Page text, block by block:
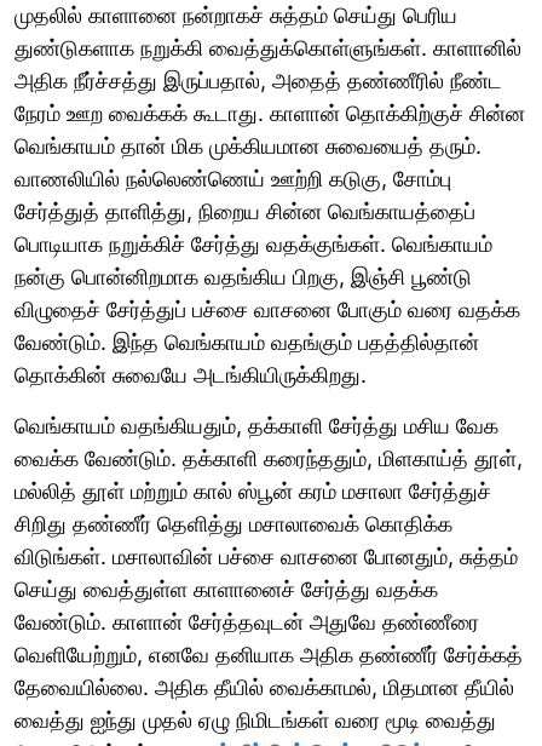
முதலில் காளானை நன்றாகச் சுத்தம் செய்து பெரிய
துண்டுகளாக நறுக்கி வைத்துக்கொள்ளுங்கள். காளானில்
அதிக நீர்ச்சத்து இருப்பதால், அதைத் தண்ணீரில் நீண்ட
நேரம் ஊற வைக்கக் கூடாது. காளான் தொக்கிற்குச் சின்ன
வெங்காயம் தான் மிக முக்கியமான சுவையைத் தரும்.
வாணலியில் நல்லெண்ணெய் ஊற்றி கடுகு, சோம்பு
சேர்த்துத் தாளித்து, நிறைய சின்ன வெங்காயத்தைப்
பொடியாக நறுக்கிச் சேர்த்து வதக்குங்கள். வெங்காயம்
நன்கு பொன்னிறமாக வதங்கிய பிறகு, இஞ்சி பூண்டு
விழுதைச் சேர்த்துப் பச்சை வாசனை போகும் வரை வதக்க
வேண்டும். இந்த வெங்காயம் வதங்கும் பதத்தில்தான்
தொக்கின் சுவையே அடங்கியிருக்கிறது.
வெங்காயம் வதங்கியதும், தக்காளி சேர்த்து மசிய வேக
வைக்க வேண்டும். தக்காளி கரைந்ததும், மிளகாய்த் தூள்,
மல்லித் தூள் மற்றும் கால் ஸ்பூன் கரம் மசாலா சேர்த்துச்
சிறிது தண்ணீர் தெளித்து மசாலாவைக் கொதிக்க
விடுங்கள். மசாலாவின் பச்சை வாசனை போனதும், சுத்தம்
செய்து வைத்துள்ள காளானைச் சேர்த்து வதக்க
வேண்டும். காளான் சேர்த்தவுடன் அதுவே தண்ணீரை
வெளியேற்றும், எனவே தனியாக அதிக தண்ணீர் சேர்க்கத்
தேவையில்லை. அதிக தீயில் வைக்காமல், மிதமான தீயில்
வைத்து ஐந்து முதல் ஏழு நிமிடங்கள் வரை மூடி வைத்து